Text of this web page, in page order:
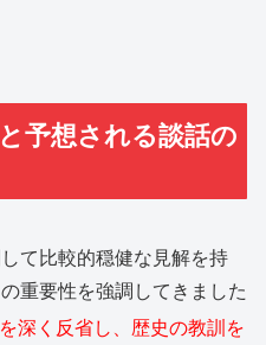
予想される談話の
て比較的穏健な見解を持
重要性を強調してきました
深く反省し、歴史の教訓を